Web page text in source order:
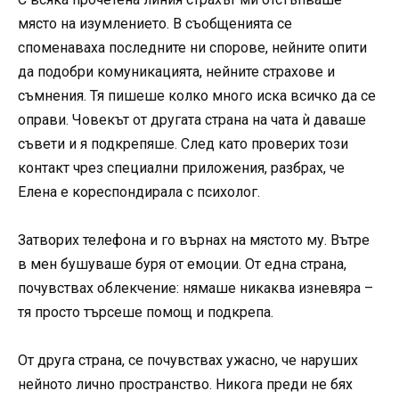
място на изумлението. В съобщенията се
споменаваха последните ни спорове, нейните опити
да подобри комуникацията, нейните страхове и
съмнения. Тя пишеше колко много иска всичко да се
оправи. Човекът от другата страна на чата ѝ даваше
съвети и я подкрепяше. След като проверих този
контакт чрез специални приложения, разбрах, че
Елена е кореспондирала с психолог.
Затворих телефона и го върнах на мястото му. Вътре
в мен бушуваше буря от емоции. От една страна,
почувствах облекчение: нямаше никаква изневяра –
тя просто търсеше помощ и подкрепа.
От друга страна, се почувствах ужасно, че наруших
нейното лично пространство. Никога преди не бях